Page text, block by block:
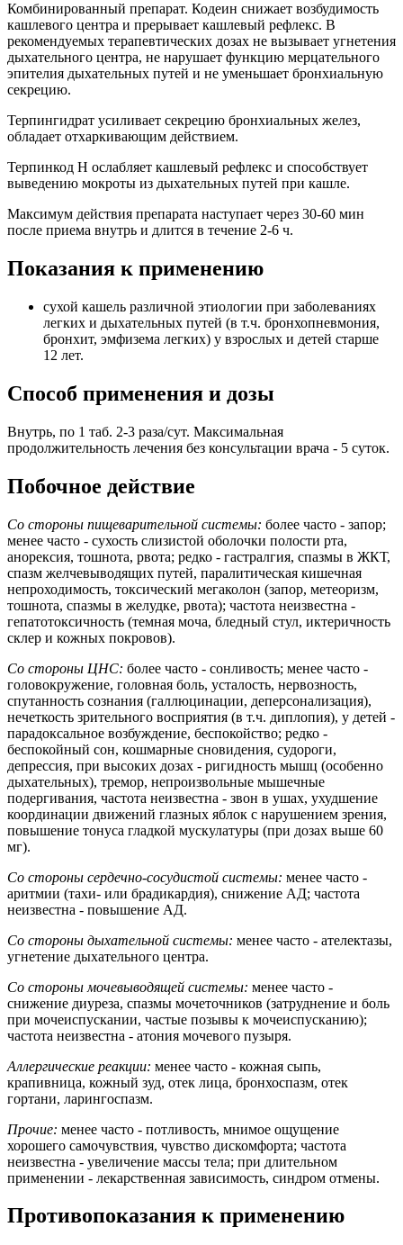
Комбинированный препарат. Кодеин снижает возбудимость
кашлевого центра и прерывает кашлевый рефлекс. В
рекомендуемых терапевтических дозах не вызывает угнетения
дыхательного центра, не нарушает функцию мерцательного
эпителия дыхательных путей и не уменьшает бронхиальную
секрецию.
Терпингидрат усиливает секрецию бронхиальных желез,
обладает отхаркивающим действием.
Терпинкод Н ослабляет кашлевый рефлекс и способствует
выведению мокроты из дыхательных путей при кашле.
Максимум действия препарата наступает через 30-60 мин
после приема внутрь и длится в течение 2-6 ч.
Показания к применению
сухой кашель различной этиологии при заболеваниях
легких и дыхательных путей (в т.ч. бронхопневмония,
бронхит, эмфизема легких) у взрослых и детей старше
12 лет.
Способ применения и дозы
Внутрь, по 1 таб. 2-3 раза/сут. Максимальная
продолжительность лечения без консультации врача - 5 суток.
Побочное действие
Со стороны пищеварительной системы: более часто - запор;
менее часто - сухость слизистой оболочки полости рта,
анорексия, тошнота, рвота; редко - гастралгия, спазмы в ЖКТ,
спазм желчевыводящих путей, паралитическая кишечная
непроходимость, токсический мегаколон (запор, метеоризм,
тошнота, спазмы в желудке, рвота); частота неизвестна -
гепатотоксичность (темная моча, бледный стул, иктеричность
склер и кожных покровов).
Со стороны ЦНС: более часто - сонливость; менее часто -
головокружение, головная боль, усталость, нервозность,
спутанность сознания (галлюцинации, деперсонализация),
нечеткость зрительного восприятия (в т.ч. диплопия), у детей -
парадоксальное возбуждение, беспокойство; редко -
беспокойный сон, кошмарные сновидения, судороги,
депрессия, при высоких дозах - ригидность мышц (особенно
дыхательных), тремор, непроизвольные мышечные
подергивания, частота неизвестна - звон в ушах, ухудшение
координации движений глазных яблок с нарушением зрения,
повышение тонуса гладкой мускулатуры (при дозах выше 60
мг).
Со стороны сердечно-сосудистой системы: менее часто -
аритмии (тахи- или брадикардия), снижение АД; частота
неизвестна - повышение АД.
Со стороны дыхательной системы: менее часто - ателектазы,
угнетение дыхательного центра.
Со стороны мочевыводящей системы: менее часто -
снижение диуреза, спазмы мочеточников (затруднение и боль
при мочеиспускании, частые позывы к мочеиспусканию);
частота неизвестна - атония мочевого пузыря.
Аллергические реакции: менее часто - кожная сыпь,
крапивница, кожный зуд, отек лица, бронхоспазм, отек
гортани, ларингоспазм.
Прочие: менее часто - потливость, мнимое ощущение
хорошего самочувствия, чувство дискомфорта; частота
неизвестна - увеличение массы тела; при длительном
применении - лекарственная зависимость, синдром отмены.
Противопоказания к применению